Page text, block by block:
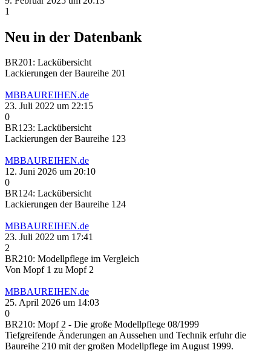
1
Neu in der Datenbank
BR201: Lackübersicht
Lackierungen der Baureihe 201
MBBAUREIHEN.de
23. Juli 2022 um 22:15
0
BR123: Lackübersicht
Lackierungen der Baureihe 123
MBBAUREIHEN.de
12. Juni 2026 um 20:10
0
BR124: Lackübersicht
Lackierungen der Baureihe 124
MBBAUREIHEN.de
23. Juli 2022 um 17:41
2
BR210: Modellpflege im Vergleich
Von Mopf 1 zu Mopf 2
MBBAUREIHEN.de
25. April 2026 um 14:03
0
BR210: Mopf 2 - Die große Modellpflege 08/1999
Tiefgreifende Änderungen an Aussehen und Technik erfuhr die
Baureihe 210 mit der großen Modellpflege im August 1999.